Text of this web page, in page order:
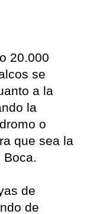
20.000
se
a la
la
o
que sea la
de
de